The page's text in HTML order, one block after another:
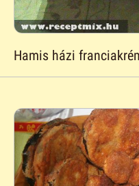
Hamis házi